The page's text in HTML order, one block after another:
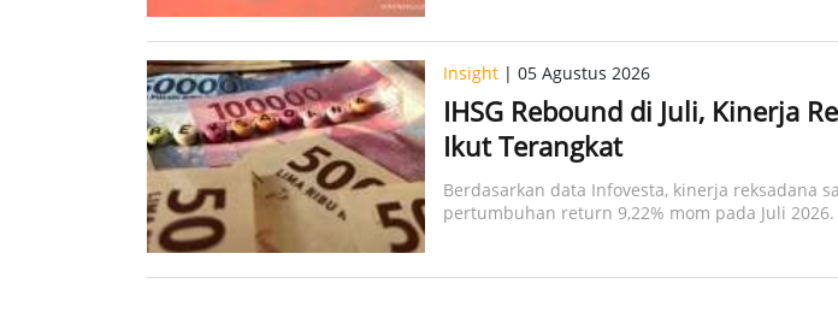
Insight| 05 Agustus 2026
IHSG Rebound di Juli, Kinerja
Ikut Terangkat
Berdasarkan data Infovesta, kinerja reksadana
pertumbuhan return 9,22% mom pada Juli 2026.